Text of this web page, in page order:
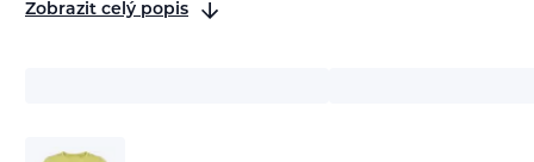
Zobrazit celý popis